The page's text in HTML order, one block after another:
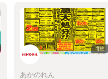
1枚
あかのれん